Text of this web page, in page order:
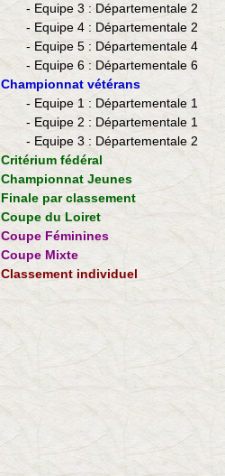
- Equipe 3 : Départementale 2
- Equipe 4 : Départementale 2
- Equipe 5 : Départementale 4
- Equipe 6 : Départementale 6
Championnat vétérans
- ​Equipe 1 : Départementale 1
- Equipe 2 : Départementale 1
- Equipe 3 : Départementale 2
Critérium fédéral
Championnat Jeunes
Finale par classement
Coupe du Loiret
Coupe Féminines
Coupe Mixte
Classement individuel